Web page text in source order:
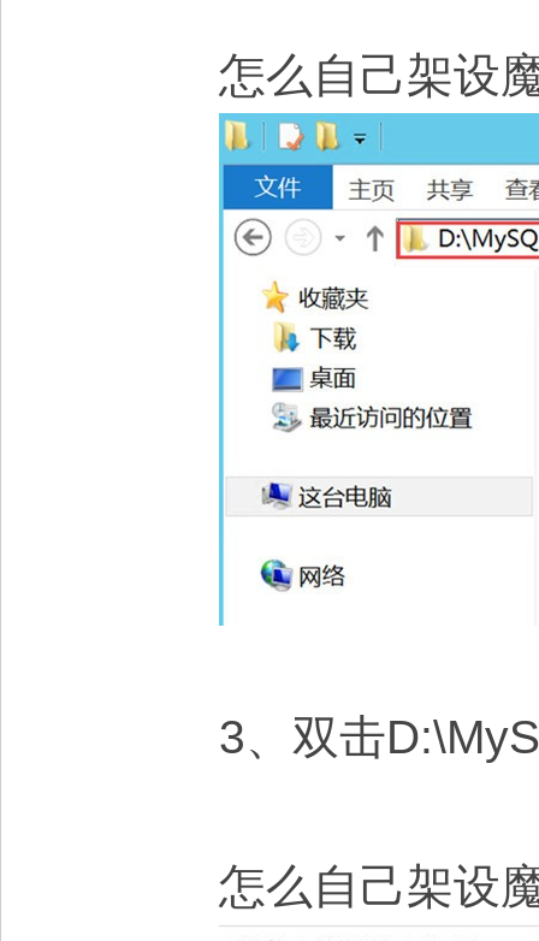
怎么自己架设
3、双击
怎么自己架设